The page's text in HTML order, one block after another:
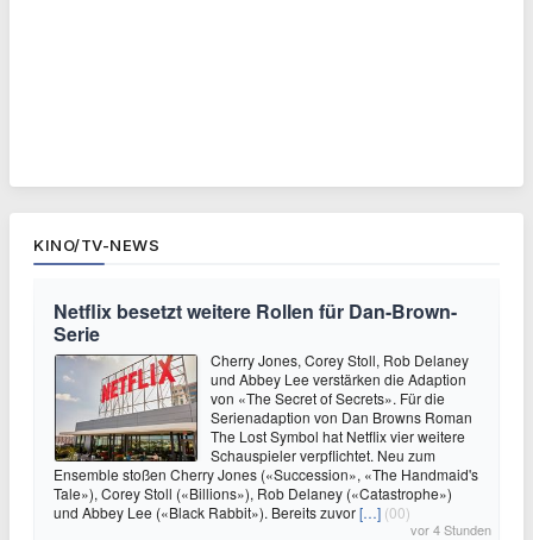
KINO/TV-NEWS
Netflix besetzt weitere Rollen für Dan-Brown-
Serie
Cherry Jones, Corey Stoll, Rob Delaney
und Abbey Lee verstärken die Adaption
von «The Secret of Secrets». Für die
Serienadaption von Dan Browns Roman
The Lost Symbol hat Netflix vier weitere
Schauspieler verpflichtet. Neu zum
Ensemble stoßen Cherry Jones («Succession», «The Handmaid's
Tale»), Corey Stoll («Billions»), Rob Delaney («Catastrophe»)
und Abbey Lee («Black Rabbit»). Bereits zuvor[…] (00)
vor 4 Stunden